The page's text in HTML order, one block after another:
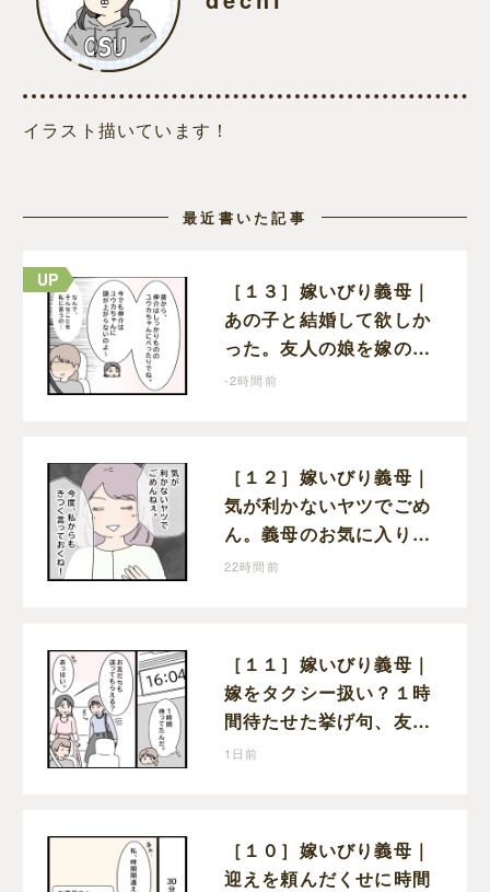
イラスト描いています！
最近書いた記事
［１３］嫁いびり義母｜
あの子と結婚して欲しか
った。友人の娘を嫁の前
で褒めちぎる無神経な義
-2時間前
［１２］嫁いびり義母｜
気が利かないヤツでごめ
ん。義母のお気に入り女
性が夫との親密さを匂わ
22時間前
［１１］嫁いびり義母｜
嫁をタクシー扱い？１時
間待たせた挙げ句、友人
まで送らせる義母が図々
1日前
［１０］嫁いびり義母｜
迎えを頼んだくせに時間